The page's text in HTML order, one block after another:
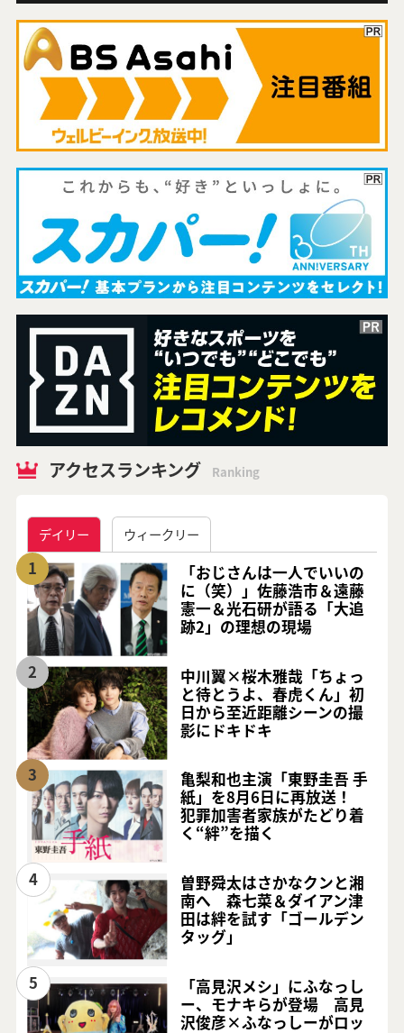
アクセスランキング Ranking
デイリー ウィークリー
1
「おじさんは一人でいいの
に（笑）」佐藤浩市＆遠藤
憲一＆光石研が語る「大追
跡2」の理想の現場
2
中川翼×桜木雅哉「ちょっ
と待とうよ、春虎くん」初
日から至近距離シーンの撮
影にドキドキ
3
亀梨和也主演「東野圭吾 手
紙」を8月6日に再放送！
犯罪加害者家族がたどり着
く“絆”を描く
4
曽野舜太はさかなクンと湘
南へ 森七菜＆ダイアン津
田は絆を試す「ゴールデン
タッグ」
5
「高見沢メシ」にふなっし
ー、モナキらが登場 高見
沢俊彦×ふなっしーがロッ